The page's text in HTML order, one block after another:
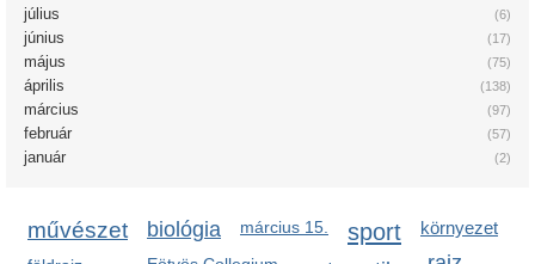
(6)
július
(17)
június
(75)
május
(138)
április
(97)
március
(57)
február
(2)
január
művészet biológia március 15. sport környezet